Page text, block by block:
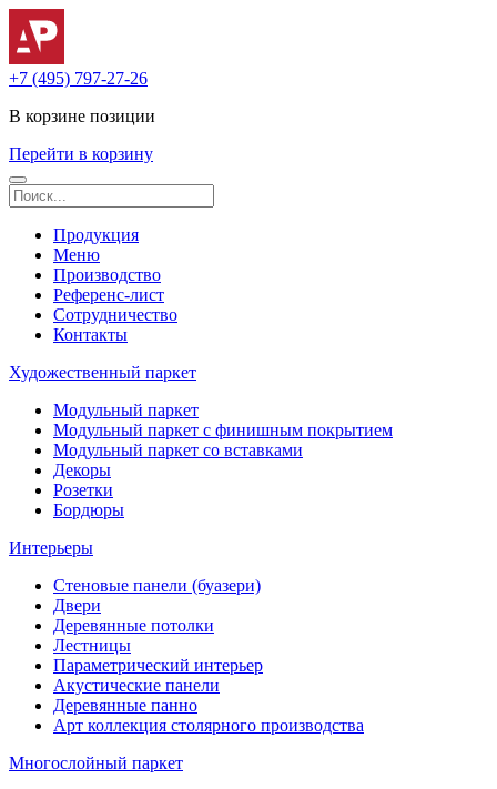
+7 (495) 797-27-26
В корзине позиции
Перейти в корзину
Продукция
Меню
Производство
Референс-лист
Сотрудничество
Контакты
Художественный паркет
Модульный паркет
Модульный паркет с финишным покрытием
Модульный паркет со вставками
Декоры
Розетки
Бордюры
Интерьеры
Стеновые панели (буазери)
Двери
Деревянные потолки
Лестницы
Параметрический интерьер
Акустические панели
Деревянные панно
Арт коллекция столярного производства
Многослойный паркет